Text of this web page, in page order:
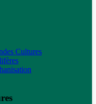
Cultures